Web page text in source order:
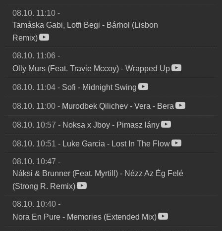
08.10. 11:10 -
Tamáska Gabi, Lotfi Begi - Bárhol (Lisbon
Remix)
08.10. 11:06 -
Olly Murs (Feat. Travie Mccoy) - Wrapped Up
08.10. 11:04 - Sofi - Midnight Swing
08.10. 11:00 - Murodbek Qilichev - Vera - Bera
08.10. 10:57 - Noksa x Jboy - Pimasz lány
08.10. 10:51 - Luke Garcia - Lost In The Flow
08.10. 10:47 -
Náksi & Brunner (Feat. Myrtill) - Nézz Az Ég Felé
(Strong R. Remix)
08.10. 10:40 -
Nora En Pure - Memories (Extended Mix)